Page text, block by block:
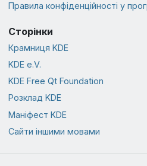
Правила конфіденційності у
Сторінки
Крамниця KDE
KDE e.V.
KDE Free Qt Foundation
Розклад KDE
Маніфест KDE
Сайти іншими мовами